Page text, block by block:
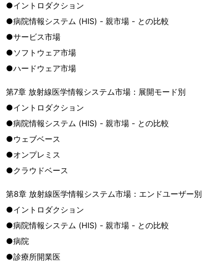
●イントロダクション
●病院情報システム (HIS) - 親市場 - との比較
●サービス市場
●ソフトウェア市場
●ハードウェア市場
第7章 放射線医学情報システム市場：展開モード別
●イントロダクション
●病院情報システム (HIS) - 親市場 - との比較
●ウェブベース
●オンプレミス
●クラウドベース
第8章 放射線医学情報システム市場：エンドユーザー別
●イントロダクション
●病院情報システム (HIS) - 親市場 - との比較
●病院
●診療所開業医